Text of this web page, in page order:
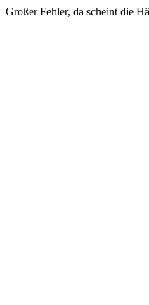
Großer Fehler, da scheint die